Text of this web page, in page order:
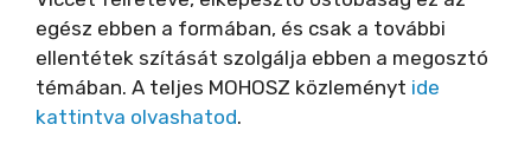
egész ebben a formában, és csak a további
ellentétek szítását szolgálja ebben a megosztó
témában. A teljes MOHOSZ közleményt ide
kattintva olvashatod.